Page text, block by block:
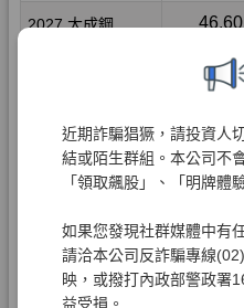
近期詐騙猖獗，請投資人
結或陌生群組。本公司不
「領取飆股」、「明牌體
如果您發現社群媒體中有
請洽本公司反詐騙專線
映，或撥打內政部警政署
益受損。